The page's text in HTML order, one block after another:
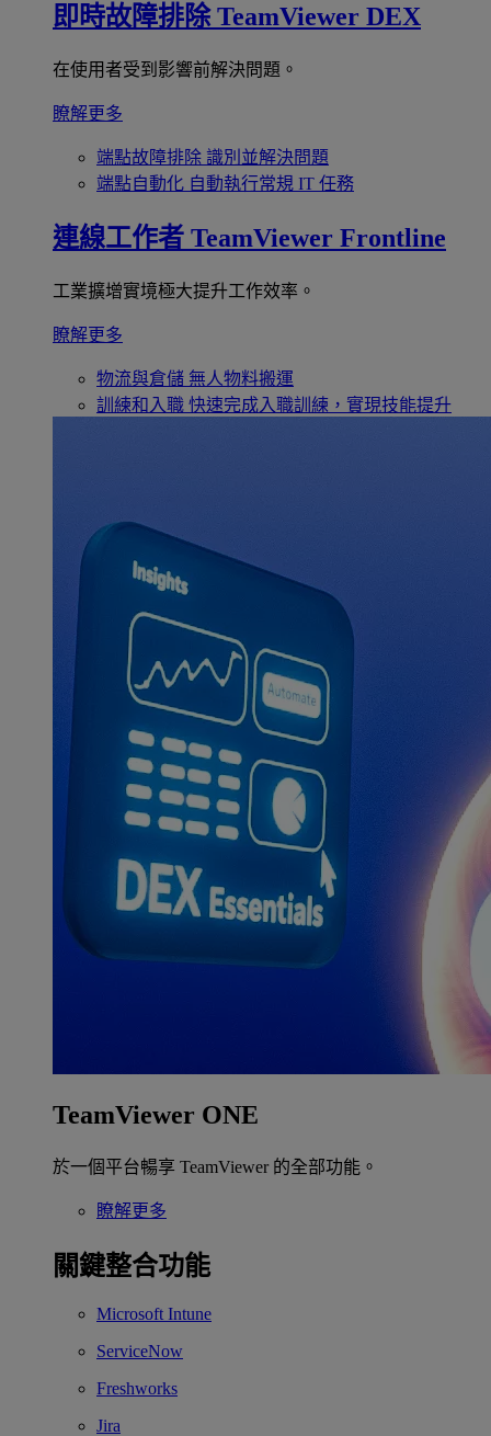
即時故障排除 TeamViewer DEX
在使用者受到影響前解決問題。
瞭解更多
端點故障排除 識別並解決問題
端點自動化 自動執行常規 IT 任務
連線工作者 TeamViewer Frontline
工業擴增實境極大提升工作效率。
瞭解更多
物流與倉儲 無人物料搬運
訓練和入職 快速完成入職訓練，實現技能提升
TeamViewer ONE
於一個平台暢享 TeamViewer 的全部功能。
瞭解更多
關鍵整合功能
Microsoft Intune
ServiceNow
Freshworks
Jira